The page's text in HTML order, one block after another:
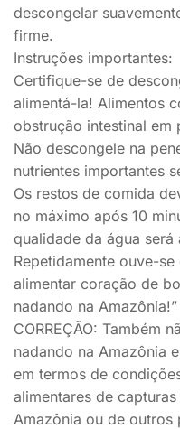
descongelar
firme.
Instruções importantes:
Certifique-se de
alimentá-la! Alimentos
obstrução intestinal em
Não descongele na
nutrientes importantes
Os restos de comida
no máximo após 10
qualidade da água será
Repetidamente ouve-
alimentar coração de
nadando na Amazônia!”
CORREÇÃO: Também
nadando na Amazônia
em termos de
alimentares de
Amazônia ou de outros